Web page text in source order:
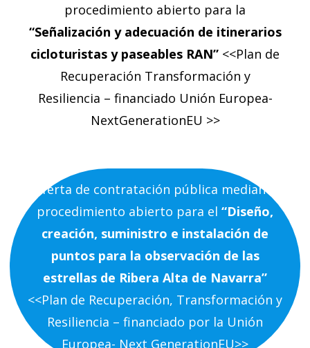
procedimiento abierto para la
“Señalización y adecuación de itinerarios
cicloturistas y paseables RAN” <<Plan de
Recuperación Transformación y
Resiliencia – financiado Unión Europea-
NextGenerationEU >>
Oferta de contratación pública mediante
procedimiento abierto para el “Diseño,
creación, suministro e instalación de
puntos para la observación de las
estrellas de Ribera Alta de Navarra”
<<Plan de Recuperación, Transformación y
Resiliencia – financiado por la Unión
Europea- Next GenerationEU>>